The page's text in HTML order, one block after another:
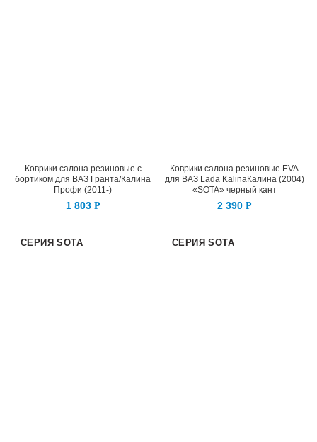
Коврики салона резиновые с
бортиком для ВАЗ Гранта/Калина
Профи (2011-)
1 803 Р
Коврики салона резиновые EVA
для ВАЗ Lada KalinaКалина (2004)
«SOTA» черный кант
2 390 Р
СЕРИЯ SOTA СЕРИЯ SOTA